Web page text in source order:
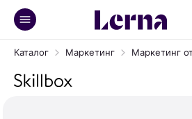
Каталог Маркетинг Маркетинг